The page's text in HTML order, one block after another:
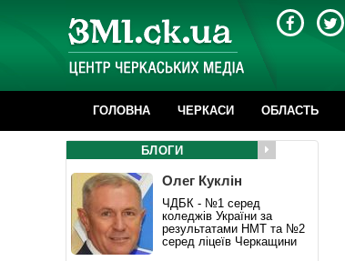
ГОЛОВНА ЧЕРКАСИ ОБЛАСТЬ
БЛОГИ
Олег Куклін
ЧДБК - №1 серед
коледжів України за
результатами НМТ та №2
серед ліцеїв Черкащини